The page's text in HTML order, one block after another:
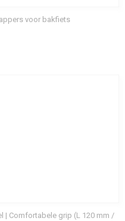
voor bakfiets
| Comfortabele grip (L 120 mm /